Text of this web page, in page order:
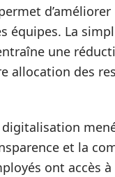
d’améliorer
équipes. La
une
allocation des
digitalisation
et la
ont accès à